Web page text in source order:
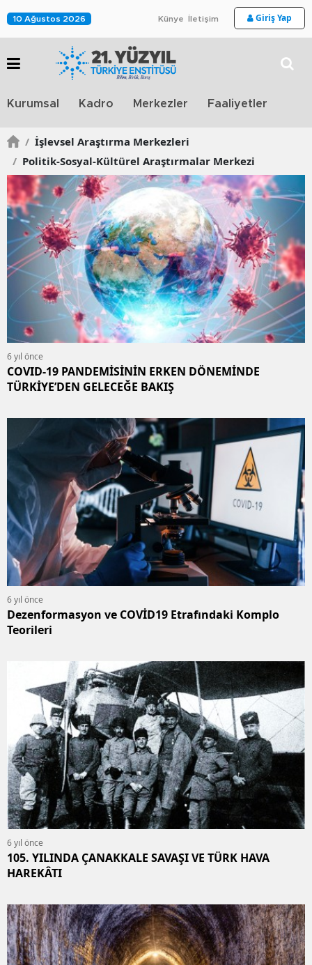
10 Ağustos 2026 Künye İletişim Giriş Yap
Kurumsal Kadro Merkezler Faaliyetler
/ İşlevsel Araştırma Merkezleri
/ Politik-Sosyal-Kültürel Araştırmalar Merkezi
6 yıl önce
COVID-19 PANDEMİSİNİN ERKEN DÖNEMİNDE
TÜRKİYE’DEN GELECEĞE BAKIŞ
6 yıl önce
Dezenformasyon ve COVİD19 Etrafındaki Komplo
Teorileri
6 yıl önce
105. YILINDA ÇANAKKALE SAVAŞI VE TÜRK HAVA
HAREKÂTI